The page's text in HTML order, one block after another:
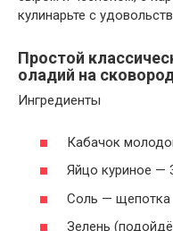
кулинарьте с
Простой
оладий на
Ингредиенты
Кабачок
Яйцо куриное —
Соль — щепотка
Зелень